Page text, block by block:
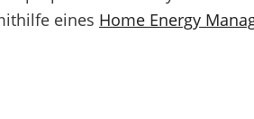
eines Home Energy